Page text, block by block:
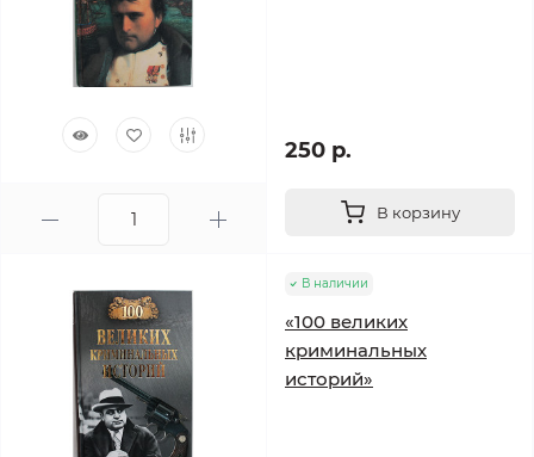
250 р.
В корзину
В наличии
«100 великих
криминальных
историй»